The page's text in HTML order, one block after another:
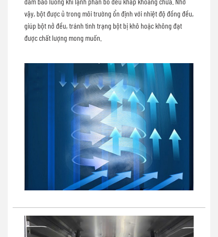
vậy, bột được ủ trong môi trường ổn định với nhiệt độ đồng đều,
giúp bột nở đều, tránh tình trạng bột bị khô hoặc không đạt
được chất lượng mong muốn.